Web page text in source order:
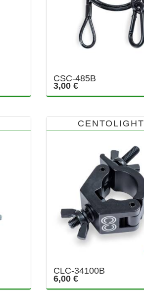
CSC-485B
3,00 €
CENTOLIGHT
CLC-34100B
6,00 €